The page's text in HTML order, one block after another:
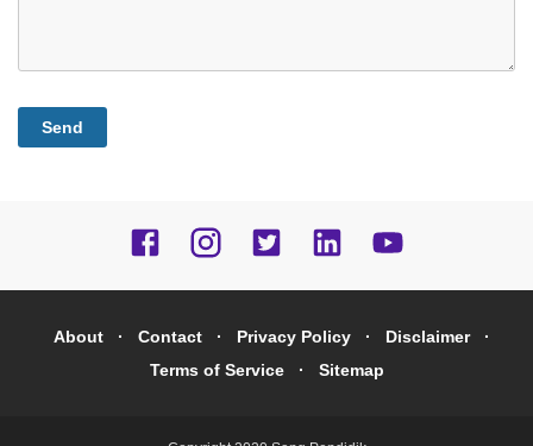
About Contact Privacy Policy
Disclaimer
Terms of Service
Sitemap